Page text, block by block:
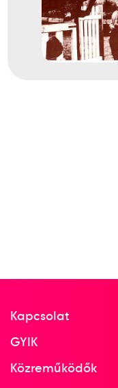
Kapcsolat
GYIK
Közreműködők